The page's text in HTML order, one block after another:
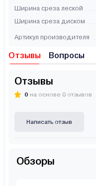
Ширина среза леской
Ширина среза диском
Артикул производителя
Отзывы Вопросы
Отзывы
0 на основе 0 отзывов
Написать отзыв
Обзоры